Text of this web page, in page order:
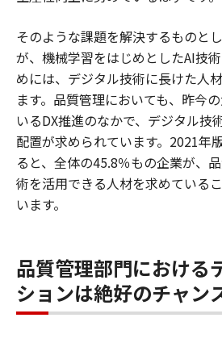
そのような課題を解決するものと
が、機械学習をはじめとしたAI技
めには、デジタル技術に長けた人
ます。品質管理においても、昨今
いるDX推進のなかで、デジタル技
配置が求められています。2021年
ると、全体の45.8％もの企業が、
術を活用できる人材を求めている
います。
品質管理部門における
ションは絶好のチャン